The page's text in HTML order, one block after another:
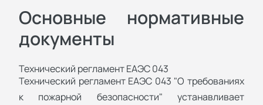
Основные нормативные
документы
Технический регламент ЕАЭС 043
Технический регламент ЕАЭС 043 "О требованиях
к пожарной безопасности" устанавливает